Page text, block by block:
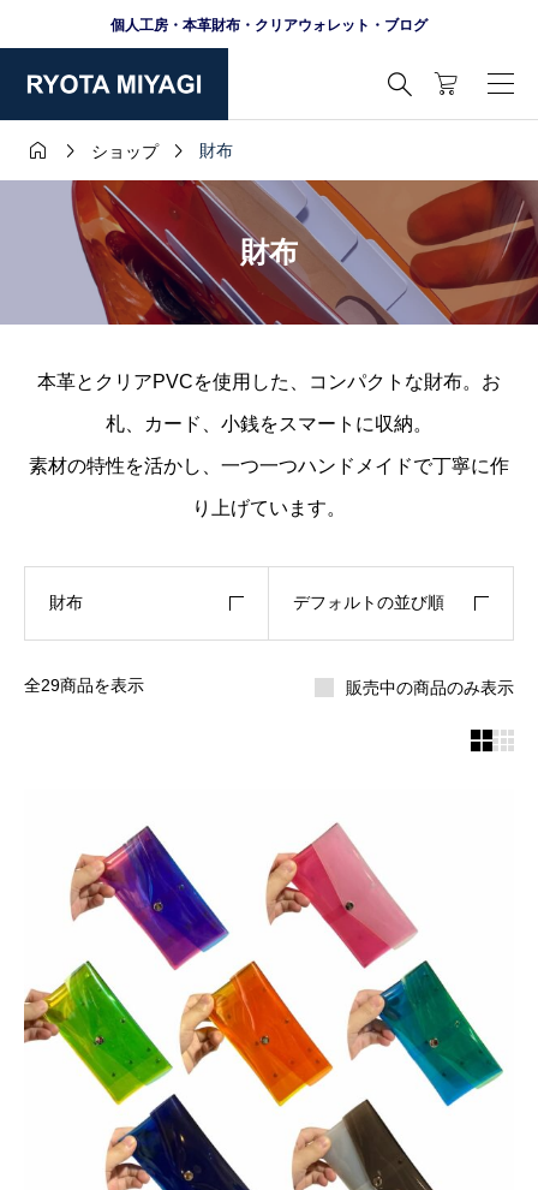
個人工房・本革財布・クリアウォレット・ブログ

  ショップ  財布
財布
本革とクリアPVCを使用した、コンパクトな財布。お
札、カード、小銭をスマートに収納。
素材の特性を活かし、一つ一つハンドメイドで丁寧に作
り上げています。
全29商品を表示
財布 デフォルトの並び順
販売中の商品のみ表示
